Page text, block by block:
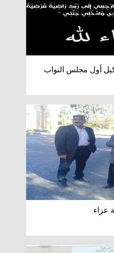
أول مجلس النواب
عزاء